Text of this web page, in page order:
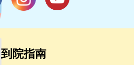
到院指南